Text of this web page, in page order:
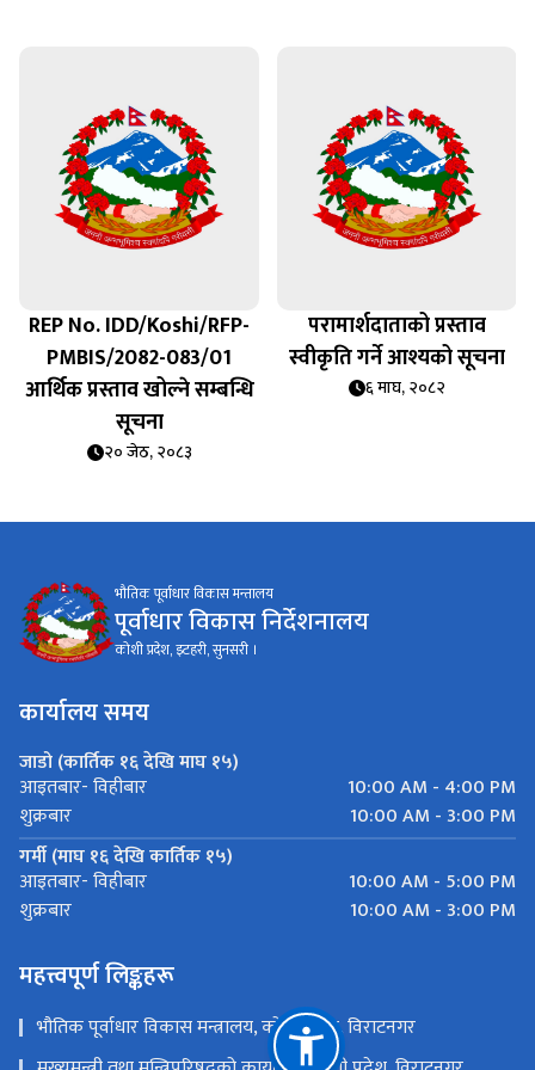
REP No. IDD/Koshi/RFP-
PMBIS/2082-083/01
आर्थिक प्रस्ताव खोल्ने सम्बन्धि
सूचना
२० जेठ, २०८३
परामार्शदाताको प्रस्ताव
स्वीकृति गर्ने आश्यको सूचना
६ माघ, २०८२
भौतिक पूर्वाधार विकास मन्तालय
पूर्वाधार विकास निर्देशनालय
कोशी प्रदेश, इटहरी, सुनसरी ।
कार्यालय समय
जाडो (कार्तिक १६ देखि माघ १५)
आइतबार- विहीबार
10:00 AM - 4:00 PM
शुक्रबार
10:00 AM - 3:00 PM
गर्मी (माघ १६ देखि कार्तिक १५)
आइतबार- विहीबार
10:00 AM - 5:00 PM
शुक्रबार
10:00 AM - 3:00 PM
महत्त्वपूर्ण लिङ्कहरू
भौतिक पूर्वाधार विकास मन्त्रालय, कोशी प्रदेश, विराटनगर